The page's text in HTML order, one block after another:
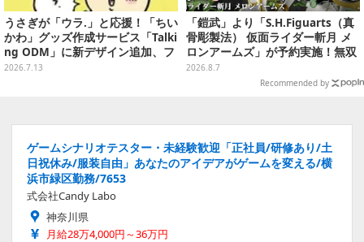
うさぎが「ウラ.」と応援！「ちい
かわ」グッズ作成サービス「Talki
ng ODM」に新デザイン追加、フ
ェイスタオルやTシャツなどライ
2026.7.13
「鎧武」より「S.H.Figuarts（真
骨彫製法） 仮面ライダー斬月 メ
ロンアームズ」が予約実施！無双
セイバー、メロンディフェンダー
2026.8.7
Recommended by
ゲームシナリオテスター・未経験歓迎「正社員/研修あり/土
日祝休み/服装自由」あなたのアイデアがゲームを変える/横
浜市緑区勤務/7653
式会社Candy Labo
神奈川県
月給28万4,000円～36万円